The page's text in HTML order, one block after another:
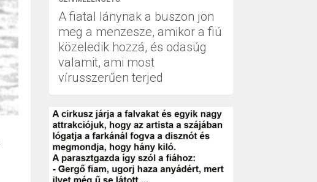
A fiatal lánynak a buszon jön
meg a menzesze, amikor a fiú
közeledik hozzá, és odasúg
valamit, ami most
vírusszerűen terjed